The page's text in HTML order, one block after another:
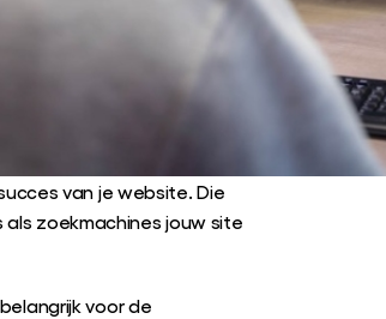
van je website. Die
zoekmachines jouw site
voor de